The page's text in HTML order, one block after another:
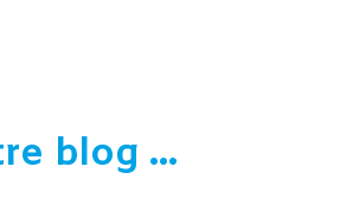
blog ...